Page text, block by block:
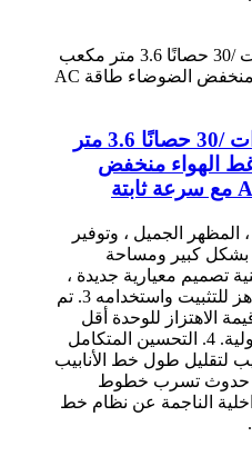
صناعي 22 كيلو وات /30 حصانًا 3.6 متر
الهواء منخفض
المظهر الجميل ، وتوفير
بشكل كبير ومساحة
اعتماد بنية تصميم معيارية جديدة ،
تخطيط مضغوط ، جاهز للتثبيت واستخدامه 3. تم
الاهتزاز للوحدة أقل
بكثير من المعايير الدولية. 4. التحسين المتكامل
لتقليل طول خط الأنابيب
حدوث تسرب خطوط
الناجمة عن نظام خط